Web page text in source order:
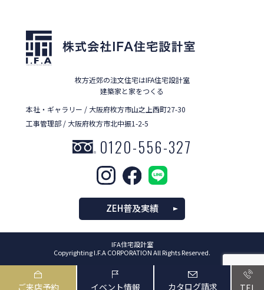
枚方近郊の注文住宅はIFA住宅設計室
建築家と家をつくる
本社・ギャラリー / 大阪府枚方市山之上西町27-30
工事管理部 / 大阪府枚方市北中振1-2-5
0120-556-327
ZEH普及実績
IFA住宅設計室
Copyrighting I.F.A CORPORATION All Rights Reserved.
ご来店予約 イベント情報 カタログ請求 TEL